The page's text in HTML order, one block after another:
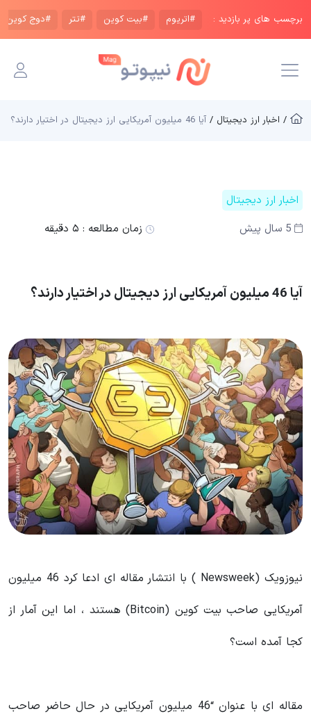
برچسب های پر بازدید : #اتریوم #بیت کوین #تتر #دوج کوین
/ اخبار ارز دیجیتال / آیا 46 میلیون آمریکایی ارز دیجیتال در اختیار دارند؟
اخبار ارز دیجیتال
5 سال پیش
زمان مطالعه : ۵ دقیقه
آیا 46 میلیون آمریکایی ارز دیجیتال در اختیار دارند؟
نیوزویک (Newsweek ) با انتشار مقاله ای ادعا کرد 46 میلیون
آمریکایی صاحب بیت کوین (Bitcoin) هستند ، اما این آمار از
کجا آمده است؟
مقاله ای با عنوان “46 میلیون آمریکایی در حال حاضر صاحب